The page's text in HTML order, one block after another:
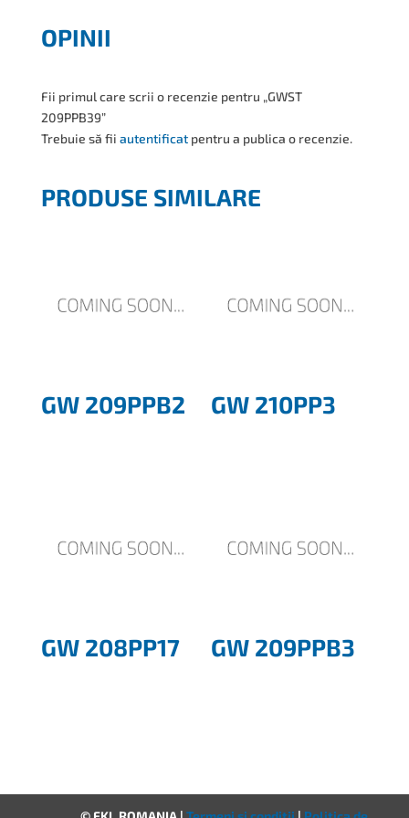
OPINII
Fii primul care scrii o recenzie pentru „GWST
209PPB39”
Trebuie să fii autentificatpentru a publica o recenzie.
PRODUSE SIMILARE
GW 209PPB2 GW 210PP3
GW 208PP17 GW 209PPB3